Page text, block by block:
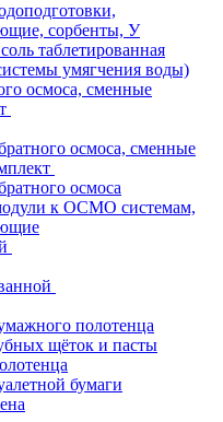
сорбенты, У
таблетированная
умягчения воды)
осмоса, сменные
осмоса, сменные
осмоса
к ОСМО системам,
полотенца
щёток и пасты
бумаги